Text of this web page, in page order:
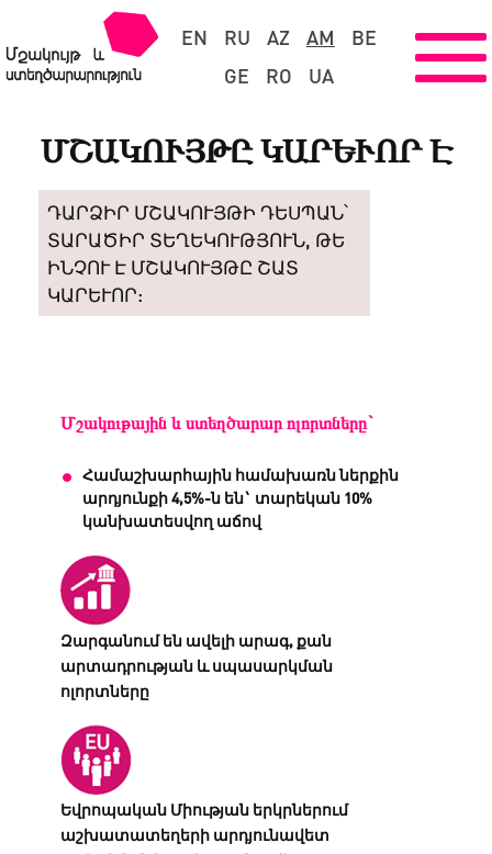
EN RU AZ AM
BE
GE
RO UA
ՄՇԱԿՈՒՅԹԸ ԿԱՐԵՒՈՐ Է
ԴԱՐՁԻՐ ՄՇԱԿՈՒՅԹԻ ԴԵՍՊԱՆ՝
ՏԱՐԱԾԻՐ ՏԵՂԵԿՈՒԹՅՈՒՆ, ԹԵ
ԻՆՉՈՒ Է ՄՇԱԿՈՒՅԹԸ ՇԱՏ
ԿԱՐԵՒՈՐ:
Մշակութային և ստեղծարար ոլորտները`
Համաշխարհային համախառն ներքին
արդյունքի 4,5%-ն են` տարեկան 10%
կանխատեսվող աճով
Զարգանում են ավելի արագ, քան
արտադրության և սպասարկման
ոլորտները
Եվրոպական Միության երկրներում
աշխատատեղերի արդյունավետ